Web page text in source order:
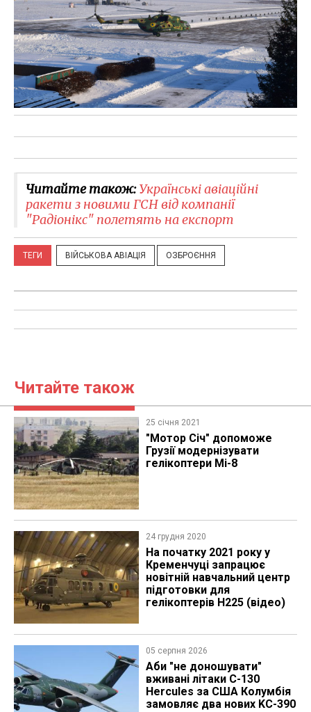
Читайте також:Українські авіаційні
ракети з новими ГСН від компанії
"Радіонікс" полетять на експорт
ТЕГИ ВІЙСЬКОВА АВІАЦІЯ ОЗБРОЄННЯ
Читайте також
25 січня 2021
"Мотор Січ" допоможе
Грузії модернізувати
гелікоптери Мі-8
24 грудня 2020
На початку 2021 року у
Кременчуці запрацює
новітній навчальний центр
підготовки для
гелікоптерів H225 (відео)
05 серпня 2026
Аби "не доношувати"
вживані літаки C-130
Hercules за США Колумбія
замовляє два нових KC-390